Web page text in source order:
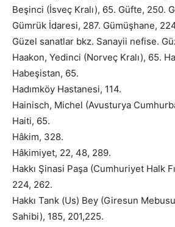
Beşinci (İsveç Kralı), 65. Güfte, 250.
Gümrük İdaresi, 287. Gümüşhane,
Güzel sanatlar bkz. Sanayii nefise.
Haakon, Yedinci (Norveç Kralı), 65.
Habeşistan, 65.
Hadımköy Hastanesi, 114.
Hainisch, Michel (Avusturya
Haiti, 65.
Hâkim, 328.
Hâkimiyet, 22, 48, 289.
Hakkı Şinasi Paşa (Cumhuriyet Halk
224, 262.
Hakkı Tank (Us) Bey (Giresun
Sahibi), 185, 201,225.